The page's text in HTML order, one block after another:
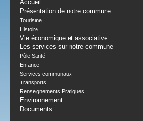
Accueil
Présentation de notre commune
Tourisme
Histoire
Vie économique et associative
Les services sur notre commune
Pôle Santé
Enfance
Services communaux
Transports
Renseignements Pratiques
Environnement
Documents